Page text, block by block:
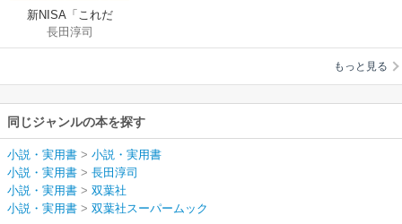
新NISA「これだ
け！」実践ガイド ～
ほったらかしが9割で
長田淳司
もっと見る
同じジャンルの本を探す
小説・実用書 > 小説・実用書
小説・実用書 > 長田淳司
小説・実用書 > 双葉社
小説・実用書 > 双葉社スーパームック